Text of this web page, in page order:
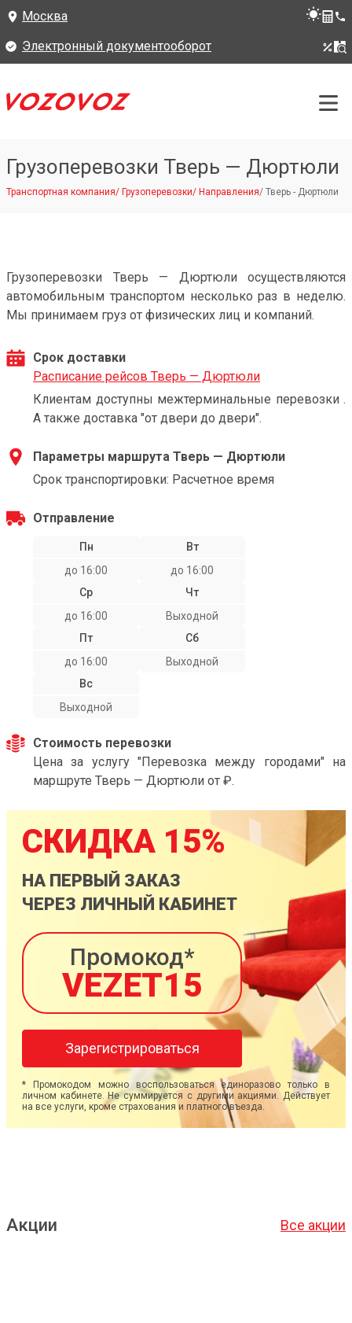
Москва
Электронный документооборот
Грузоперевозки Тверь — Дюртюли
Транспортная компания/ Грузоперевозки/ Направления/ Тверь - Дюртюли
Грузоперевозки Тверь — Дюртюли осуществляются
автомобильным транспортом несколько раз в неделю.
Мы принимаем груз от физических лиц и компаний.
Срок доставки
Расписание рейсов Тверь — Дюртюли
Клиентам доступны межтерминальные перевозки .
А также доставка "от двери до двери".
Параметры маршрута Тверь — Дюртюли
Срок транспортировки: Расчетное время
Отправление
Пн
до 16:00
Вт
до 16:00
Ср
до 16:00
Чт
Выходной
Пт
до 16:00
Сб
Выходной
Вс
Выходной
Стоимость перевозки
Цена за услугу "Перевозка между городами" на
маршруте Тверь — Дюртюли от ₽.
СКИДКА 15%
НА ПЕРВЫЙ ЗАКАЗ
ЧЕРЕЗ ЛИЧНЫЙ КАБИНЕТ
Промокод*
VEZET15
Зарегистрироваться
* Промокодом можно воспользоваться единоразово только в
личном кабинете. Не суммируется с другими акциями. Действует
на все услуги, кроме страхования и платного въезда.
Акции Все акции